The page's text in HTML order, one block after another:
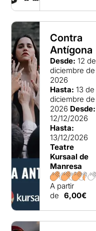
Contra
Antígona
Desde: 12 de
diciembre de
2026
Hasta: 13 de
diciembre de
2026 Desde:
12/12/2026
Hasta:
13/12/2026
Teatre
Kursaal de
Manresa
A partir
de 6,00€